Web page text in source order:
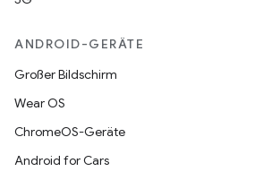
ANDROID-GERÄTE
Großer Bildschirm
Wear OS
ChromeOS-Geräte
Android for Cars